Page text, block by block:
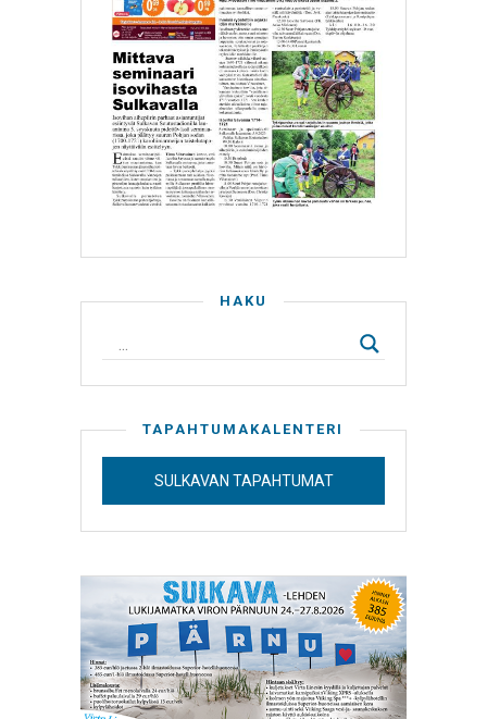
HAKU
TAPAHTUMAKALENTERI
SULKAVAN TAPAHTUMAT